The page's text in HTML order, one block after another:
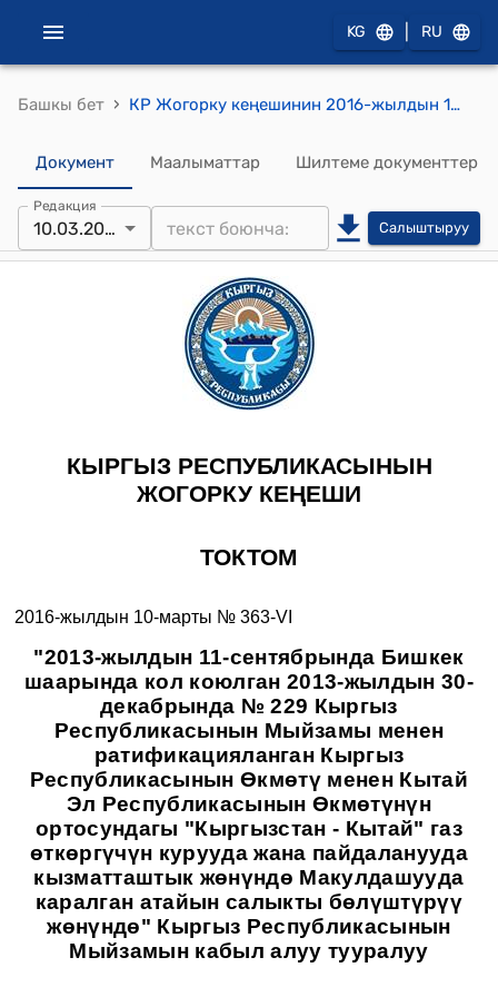
KG RU
Башкы бет › КР Жогорку кеңешинин 2016-жылдын 10-мартындагы № 363-VI "2013-жылдын 11-сентябрында Бишкек шаарында кол коюлган 2013-жылдын 30-декабрында № 229 Кыргыз Республикасынын Мыйзамы менен ратификацияланган Кыргыз Республикасынын Өкмөтү менен Кытай Эл Республикасынын Өкмөтүнүн ортосундагы "Кыргызстан - Кытай" газ өткөргүчүн курууда жана пайдаланууда кызматташтык жөнүндө Макулдашууда каралган атайын салыкты бөлүштүрүү жөнүндө" Кыргыз Республикасынын Мыйзамын кабыл алуу тууралуу" токтому
Документ Маалыматтар Шилтеме документтер
Редакция
10.03.2016 Салыштыруу